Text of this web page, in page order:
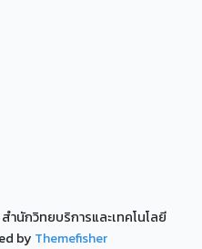
นักวิทยบริการและเทคโนโลยี
by Themefisher